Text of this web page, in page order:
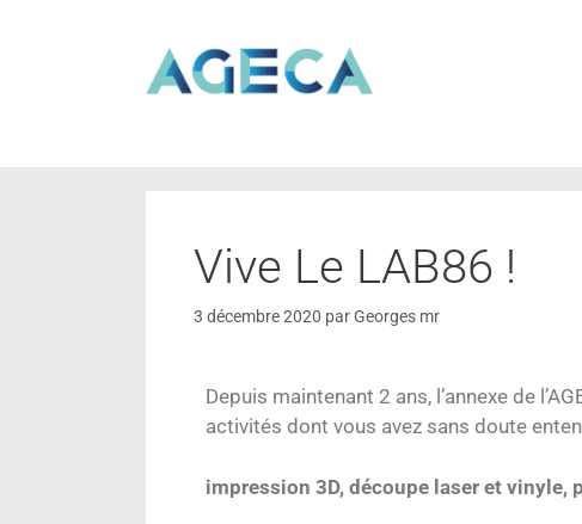
Vive Le LAB86 !
3 décembre 2020 parGeorges mr
Depuis maintenant 2 ans, l’annexe de
activités dont vous avez sans doute
impression 3D, découpe laser et